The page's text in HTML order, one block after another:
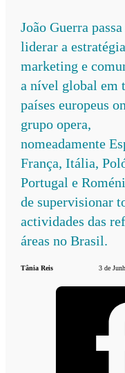
João Guerra passa
liderar a
marketing e
a nível global em
países europeus
grupo opera,
nomeadamente
França, Itália,
Portugal e
de supervisionar
actividades das
áreas no Brasil.
Tânia Reis 3 de